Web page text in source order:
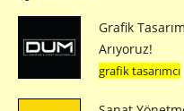
Grafik
Arıyoruz!
grafik tasarımcı